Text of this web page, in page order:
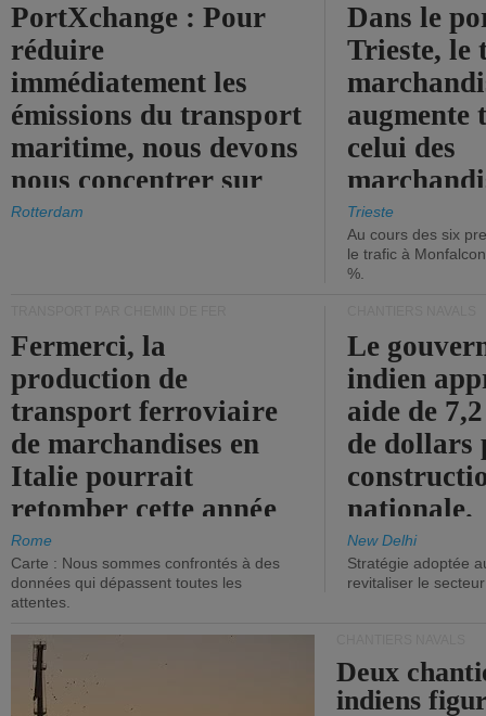
PortXchange : Pour
réduire
immédiatement les
émissions du transport
maritime, nous devons
nous concentrer sur
les ports.
Rotterdam
Dans le
Trieste, le
augmente
celui des
diminue.
Trieste
Au cours des six
le trafic à
%.
Fermerci, la
production de
transport ferroviaire
de marchandises en
Italie pourrait
retomber cette année
aux niveaux de 2015.
Rome
Carte : Nous sommes confrontés à des
données qui dépassent toutes les
attentes.
Le
indien
aide de
de dollars
nationale.
New Delhi
Stratégie adoptée
revitaliser le secteur
Deux
indiens